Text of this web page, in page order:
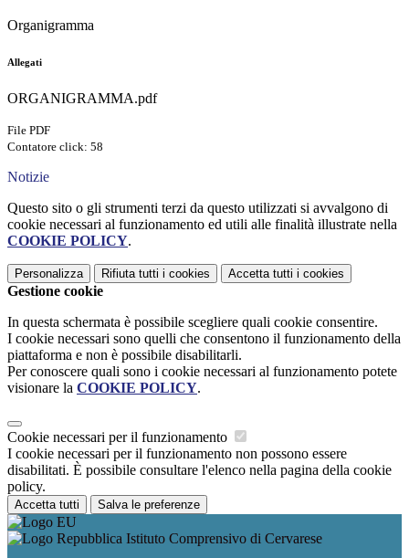
Organigramma
Allegati
ORGANIGRAMMA.pdf
File PDF
Contatore click: 58
Notizie
Questo sito o gli strumenti terzi da questo utilizzati si avvalgono di
cookie necessari al funzionamento ed utili alle finalità illustrate nella
COOKIE POLICY.
Personalizza Rifiuta tutti i cookies Accetta tutti i cookies
Gestione cookie
In questa schermata è possibile scegliere quali cookie consentire.
I cookie necessari sono quelli che consentono il funzionamento della
piattaforma e non è possibile disabilitarli.
Per conoscere quali sono i cookie necessari al funzionamento potete
visionare la COOKIE POLICY.
Cookie necessari per il funzionamento
I cookie necessari per il funzionamento non possono essere
disabilitati. È possibile consultare l'elenco nella pagina della cookie
policy.
Accetta tutti Salva le preferenze
Istituto Comprensivo di Cervarese